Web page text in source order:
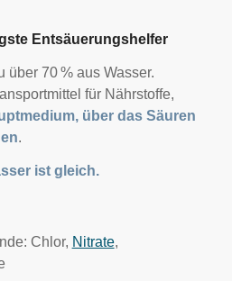
Entsäuerungshelfer
über 70 % aus Wasser.
für Nährstoffe,
über das Säuren
.
ist gleich.
Chlor, Nitrate,